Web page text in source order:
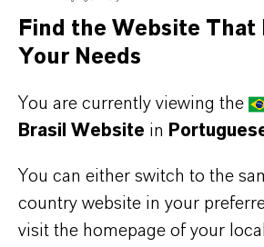
produtos. Ao selecionar uma
suspensos, os links para
Folha de dados técnicos
ESCOLHA O IDIOMA
Find the Website That
Your Needs
You are currently viewing the
Brasil Website in
You can either switch to the
country website in your
visit the homepage of your